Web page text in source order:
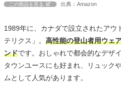
この商品を見る 出典：Amazon
1989年に、カナダで設立されたアウ
テリクス」。 高性能の登山者用ウェ
ンドです。おしゃれで都会的なデザ
タウンユースにも好まれ、リュック
ムとして人気があります。